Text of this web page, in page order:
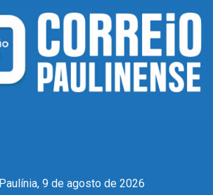
Paulínia, 9 de agosto de 2026